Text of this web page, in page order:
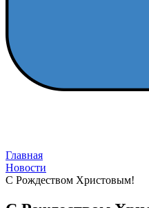
Главная
Новости
С Рождеством Христовым!